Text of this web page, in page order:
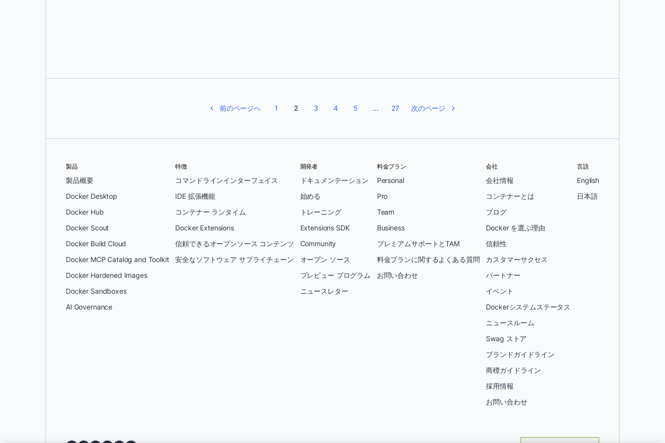
前のページへ 1 2 3 4 5 ... 27 次のページ
製品
製品概要
Docker Desktop
Docker Hub
Docker Scout
Docker Build Cloud
Docker MCP Catalog and Toolkit
Docker Hardened Images
Docker Sandboxes
AI Governance
特徴
コマンドラインインターフェイス
IDE 拡張機能
コンテナー ランタイム
Docker Extensions
信頼できるオープンソース コンテンツ
安全なソフトウェア サプライチェーン
開発者
ドキュメンテーション
始める
トレーニング
Extensions SDK
Community
オープン ソース
プレビュー プログラム
ニュースレター
料金プラン
Personal
Pro
Team
Business
プレミアムサポートとTAM
料金プランに関するよくある質問
お問い合わせ
会社
会社情報
コンテナーとは
ブログ
Docker を選ぶ理由
信頼性
カスタマーサクセス
パートナー
イベント
Dockerシステムステータス
ニュースルーム
Swag ストア
ブランドガイドライン
商標ガイドライン
採用情報
お問い合わせ
言語
English
日本語